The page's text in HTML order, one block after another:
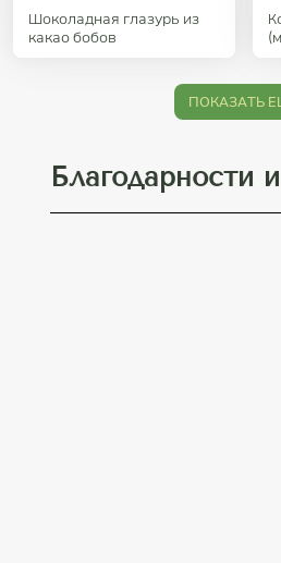
Шоколадная глазурь из
какао бобов
ПОКАЗАТЬ
Благодарности